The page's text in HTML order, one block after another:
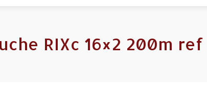
RIXc 16×2 200m ref